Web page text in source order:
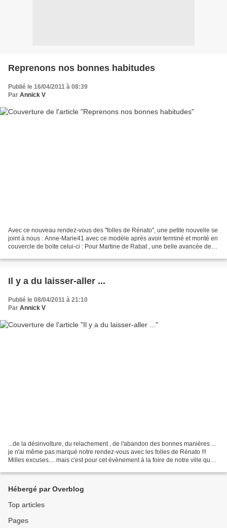
Reprenons nos bonnes habitudes
Publié le 16/04/2011 à 08:39
Par Annick V
Avec ce nouveau rendez-vous des "folles de Rénato", une petite nouvelle se
joint à nous : Anne-Marie41 avec ce modèle après avoir terminé et monté en
couvercle de boïte celui-ci : Pour Martine de Rabat , une belle avancée de
Il y a du laisser-aller ...
Publié le 08/04/2011 à 21:10
Par Annick V
...de la désinvolture, du relachement , de l'abandon des bonnes manières ...
je n'ai même pas marqué notre rendez-vous avec les folles de Rénato !!!
Milles excuses.... mais c'est pour cet évènement à la foire de notre ville que
Hébergé par Overblog
Top articles
Pages